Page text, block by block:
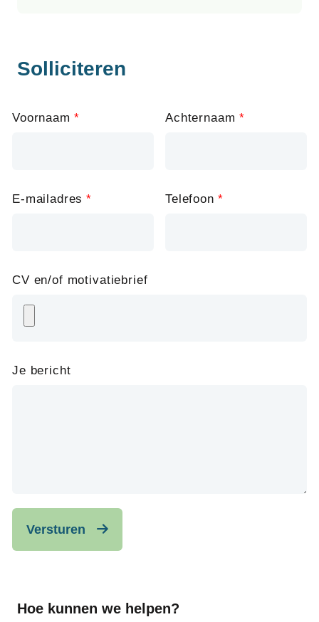
Solliciteren
this
Voornaam Achternaam
E-mailadres Telefoon
CV en/of motivatiebrief
Je bericht
Versturen
Hoe kunnen we helpen?